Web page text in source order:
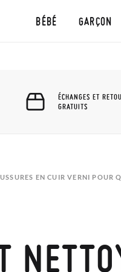
BÉBÉ GARÇON
ÉCHANGES ET
GRATUITS
EN CUIR VERNI POUR